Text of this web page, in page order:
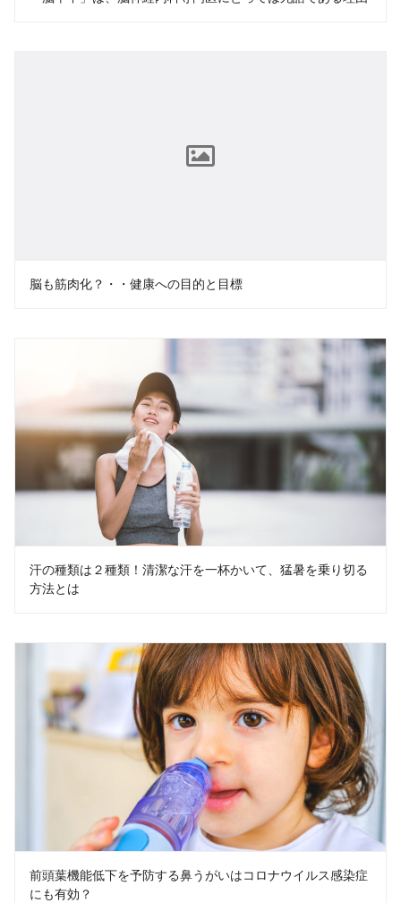
脳も筋肉化？・・健康への目的と目標
汗の種類は２種類！清潔な汗を一杯かいて、猛暑を乗り切る
方法とは
前頭葉機能低下を予防する鼻うがいはコロナウイルス感染症
にも有効？